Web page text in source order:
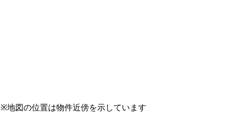
※地図の位置は物件近傍を示しています